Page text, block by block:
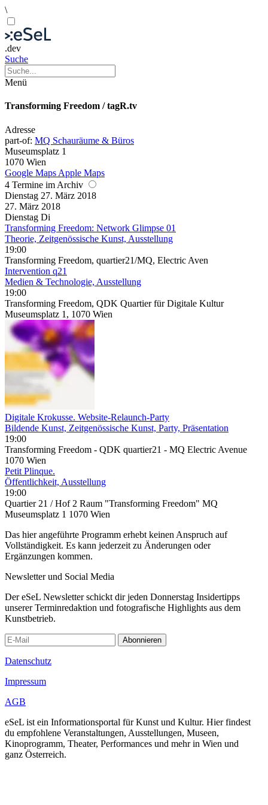
\
.dev
Suche
Menü
Transforming Freedom / tagR.tv
Adresse
part-of: MQ Schauräume & Büros
Museumsplatz 1
1070 Wien
Google Maps Apple Maps
4 Termine im Archiv
Dienstag 27. März 2018
27. März 2018
Dienstag Di
Transforming Freedom: Network Glimpse 01
Theorie, Zeitgenössische Kunst, Ausstellung
19:00
Transforming Freedom, quartier21/MQ, Electric Aven
Intervention q21
Medien & Technologie, Ausstellung
19:00
Transforming Freedom, QDK Quartier für Digitale Kultur
Museumsplatz 1, 1070 Wien
Digitale Krokusse. Website-Relaunch-Party
Bildende Kunst, Zeitgenössische Kunst, Party, Präsentation
19:00
Transforming Freedom - QDK quartier21 - MQ Electric Avenue
1070 Wien
Petit Plinque.
Öffentlichkeit, Ausstellung
19:00
Quartier 21 / Hof 2 Raum "Transforming Freedom" MQ
Museumsplatz 1 1070 Wien
Das hier angeführte Programm erhebt keinen Anspruch auf
Vollständigkeit. Es kann jederzeit zu Änderungen oder
Ergänzungen kommen.
Newsletter und Social Media
Der eSeL Newsletter schickt dir jeden Donnerstag Insidertipps
unserer Terminredaktion und fotografische Highlights aus dem
Kunstbetrieb.
Abonnieren
Datenschutz
Impressum
AGB
eSeL ist ein Informationsportal für Kunst und Kultur. Hier findest
du empfohlene Veranstaltungen, Ausstellungen, Museen,
Kinoprogramm, Theater, Performances und mehr in Wien und
ganz Österreich.